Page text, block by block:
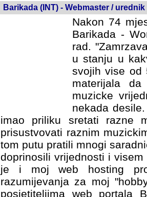
Barikada (INT) - Webmaster / urednik
Nakon 74
Barikada -
rad.
u stanju u
svojih vise od
materijala
muzicke
nekada
imao priliku sretati razne
prisustvovati raznim
tom putu pratili mnogi
doprinosili vrijednosti i
je i moj web hosting
razumijevanja za moj
posjetiteljima web portala